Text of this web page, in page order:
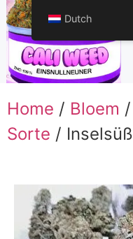
Home / Bloem /
Sorte /
Dutch